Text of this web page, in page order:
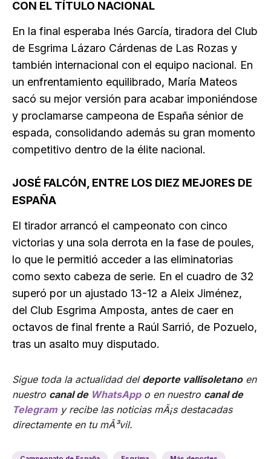
CON EL TÍTULO NACIONAL
En la final esperaba Inés García, tiradora del Club
de Esgrima Lázaro Cárdenas de Las Rozas y
también internacional con el equipo nacional. En
un enfrentamiento equilibrado, María Mateos
sacó su mejor versión para acabar imponiéndose
y proclamarse campeona de España sénior de
espada, consolidando además su gran momento
competitivo dentro de la élite nacional.
JOSÉ FALCÓN, ENTRE LOS DIEZ MEJORES DE
ESPAÑA
El tirador arrancó el campeonato con cinco
victorias y una sola derrota en la fase de poules,
lo que le permitió acceder a las eliminatorias
como sexto cabeza de serie. En el cuadro de 32
superó por un ajustado 13-12 a Aleix Jiménez,
del Club Esgrima Amposta, antes de caer en
octavos de final frente a Raúl Sarrió, de Pozuelo,
tras un asalto muy disputado.
Sigue toda la actualidad del deporte vallisoletanoen
nuestro canal de WhatsAppo en nuestro canal de
Telegramy recibe las noticias mÃ¡s destacadas
directamente en tu mÃ³vil.